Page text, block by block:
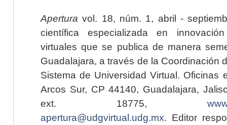
Apertura vol. 18, núm. 1, abril -
científica especializada en
virtuales que se publica de manera
Guadalajara, a través de la Coordinación
Sistema de Universidad Virtual. Oficinas
Arcos Sur, CP 44140, Guadalajara,
ext. 18775,
apertura@udgvirtual.udg.mx. Editor